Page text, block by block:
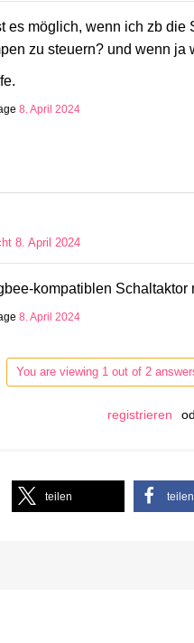
es möglich, wenn ich zb
zu steuern? und wenn ja
8. April 2024
8. April 2024
kompatiblen Schaltaktor
8. April 2024
You are viewing 1 out of 2
registrieren
teilen teilen